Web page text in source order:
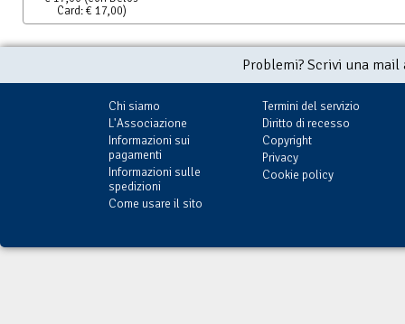
Card: € 17,00)
Problemi? Scrivi una
Chi siamo
L'Associazione
Informazioni sui
pagamenti
Informazioni sulle
spedizioni
Come usare il sito
Termini del servizio
Diritto di recesso
Copyright
Privacy
Cookie policy